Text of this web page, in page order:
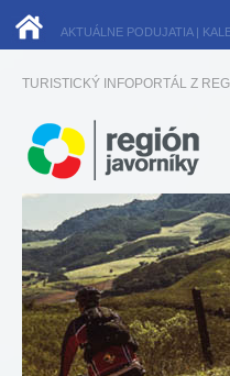
AKTUÁLNE PODUJATIA|
TURISTICKÝ INFOPORTÁL Z